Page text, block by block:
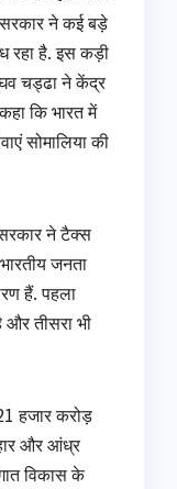
ने कई बड़े
रहा है. इस कड़ी
चड्ढा ने केंद्र
कि भारत में
सोमालिया की
ने टैक्स
जनता
हैं. पहला
तीसरा भी
हजार करोड़
और आंध्र
विकास के